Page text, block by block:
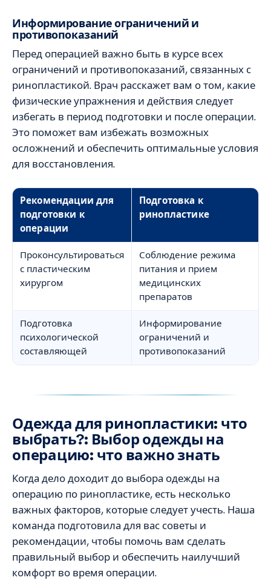
Информирование ограничений и
противопоказаний
Перед операцией важно быть в курсе всех
ограничений и противопоказаний, связанных с
ринопластикой. Врач расскажет вам о том, какие
физические упражнения и действия следует
избегать в период подготовки и после операции.
Это поможет вам избежать возможных
осложнений и обеспечить оптимальные условия
для восстановления.
Рекомендации для
подготовки к
операции
Подготовка к
ринопластике
Проконсультироваться
с пластическим
хирургом
Соблюдение режима
питания и прием
медицинских
препаратов
Подготовка
психологической
составляющей
Информирование
ограничений и
противопоказаний
Одежда для ринопластики: что
выбрать?: Выбор одежды на
операцию: что важно знать
Когда дело доходит до выбора одежды на
операцию по ринопластике, есть несколько
важных факторов, которые следует учесть. Наша
команда подготовила для вас советы и
рекомендации, чтобы помочь вам сделать
правильный выбор и обеспечить наилучший
комфорт во время операции.